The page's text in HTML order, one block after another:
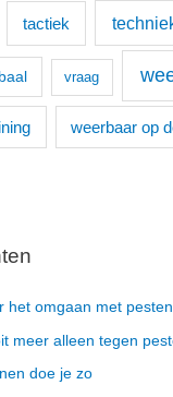
tactiek
vraag
weerbaar op
het omgaan met pesten
meer alleen tegen
doe je zo